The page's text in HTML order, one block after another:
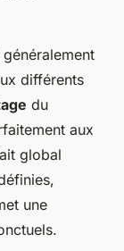
différents
du
aux
global
une